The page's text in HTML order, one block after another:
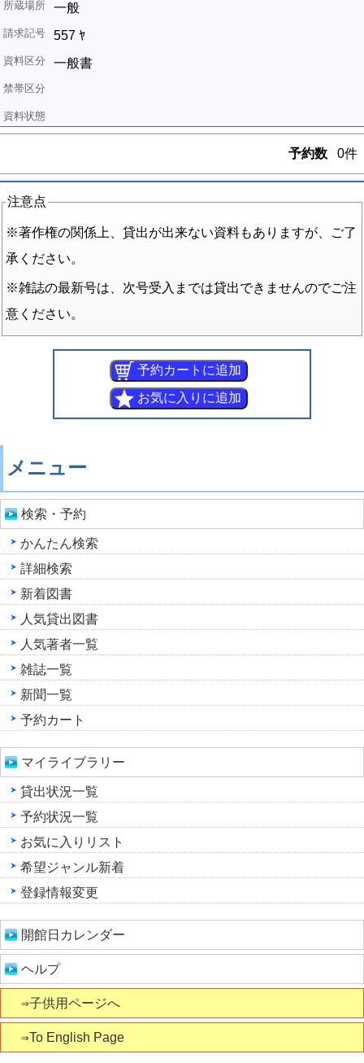
一般
557 ﾔ
一般書
予約数 0件
注意点
※著作権の関係上、貸出が出来ない資料もありますが、ご了
承ください。
※雑誌の最新号は、次号受入までは貸出できませんのでご注
意ください。
メニュー
検索・予約
かんたん検索
詳細検索
新着図書
人気貸出図書
人気著者一覧
雑誌一覧
新聞一覧
予約カート
マイライブラリー
貸出状況一覧
予約状況一覧
お気に入りリスト
希望ジャンル新着
登録情報変更
開館日カレンダー
ヘルプ
⇒子供用ページへ
⇒To English Page